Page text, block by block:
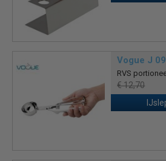
Vogue J
RVS
€ 12,70